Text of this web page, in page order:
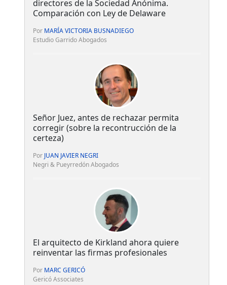
directores de la Sociedad Anónima.
Comparación con Ley de Delaware
Por MARÍA VICTORIA BUSNADIEGO
Estudio Garrido Abogados
Señor Juez, antes de rechazar permita
corregir (sobre la recontrucción de la
certeza)
Por JUAN JAVIER NEGRI
Negri & Pueyrredón Abogados
El arquitecto de Kirkland ahora quiere
reinventar las firmas profesionales
Por MARC GERICÓ
Gericó Associates